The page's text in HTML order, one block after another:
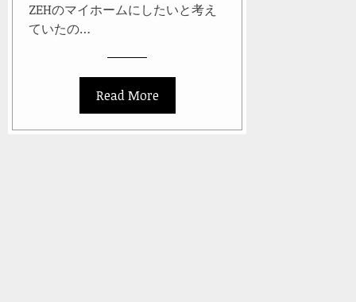
ZEHのマイホームにしたいと考え
ていたの…
Read More